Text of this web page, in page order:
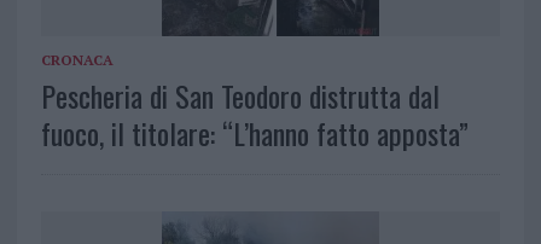
CRONACA
Pescheria di San Teodoro distrutta dal
fuoco, il titolare: “L’hanno fatto apposta”